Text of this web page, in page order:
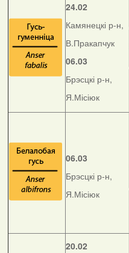
24.02
Камянецкі р-н,
В.Пракапчук
06.03
Брэсцкі р-н,
Я.Місіюк
06.03
Брэсцкі р-н,
Я.Місіюк
20.02